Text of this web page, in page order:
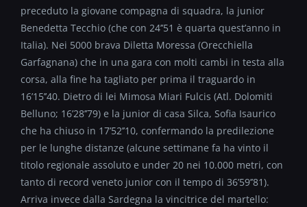
preceduto la giovane compagna di squadra, la junior
Benedetta Tecchio (che con 24’’51 è quarta quest’anno in
Italia). Nei 5000 brava Diletta Moressa (Orecchiella
Garfagnana) che in una gara con molti cambi in testa alla
corsa, alla fine ha tagliato per prima il traguardo in
16’15’’40. Dietro di lei Mimosa Miari Fulcis (Atl. Dolomiti
Belluno; 16’28’’79) e la junior di casa Silca, Sofia Isaurico
che ha chiuso in 17’52’’10, confermando la predilezione
per le lunghe distanze (alcune settimane fa ha vinto il
titolo regionale assoluto e under 20 nei 10.000 metri, con
tanto di record veneto junior con il tempo di 36’59’’81).
Arriva invece dalla Sardegna la vincitrice del martello: